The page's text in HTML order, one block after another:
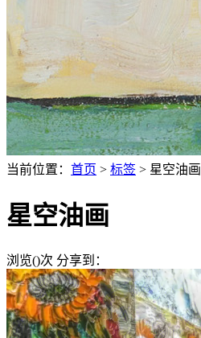
当前位置： 首页 > 标签 > 星空油画
星空油画
浏览()次 分享到：